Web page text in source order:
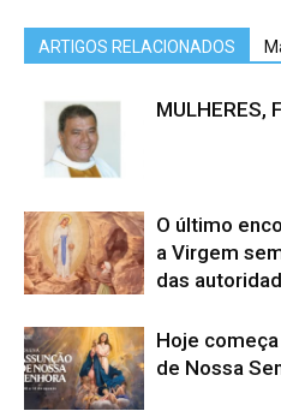
ARTIGOS RELACIONADOS
MULHERES,
O último
a Virgem
das
Hoje
de Nossa